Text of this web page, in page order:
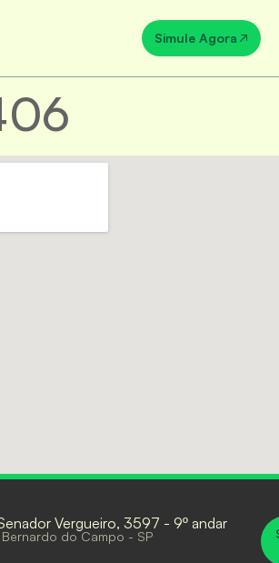
Simule Agora
Vergueiro, 3597 - 9º andar
do Campo - SP